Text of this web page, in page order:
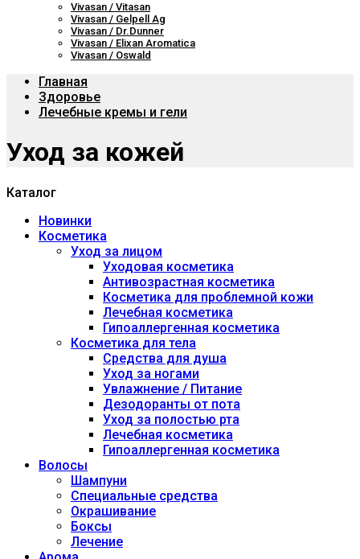
Vivasan / Vitasan
Vivasan / Gelpell Ag
Vivasan / Dr.Dunner
Vivasan / Elixan Aromatica
Vivasan / Oswald
Главная
Здоровье
Лечебные кремы и гели
Уход за кожей
Каталог
Новинки
Косметика
Уход за лицом
Уходовая косметика
Антивозрастная косметика
Косметика для проблемной кожи
Лечебная косметика
Гипоаллергенная косметика
Косметика для тела
Средства для душа
Уход за ногами
Увлажнение / Питание
Дезодоранты от пота
Уход за полостью рта
Лечебная косметика
Гипоаллергенная косметика
Волосы
Шампуни
Специальные средства
Окрашивание
Боксы
Лечение